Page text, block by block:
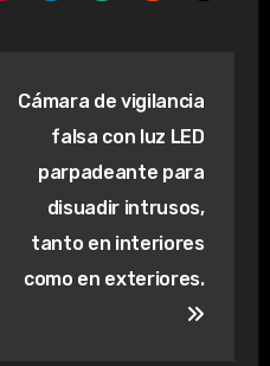
Cámara de vigilancia
falsa con luz LED
parpadeante para
disuadir intrusos,
tanto en interiores
como en exteriores.